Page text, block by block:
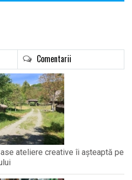
Comentarii
ateliere creative îi așteaptă pe